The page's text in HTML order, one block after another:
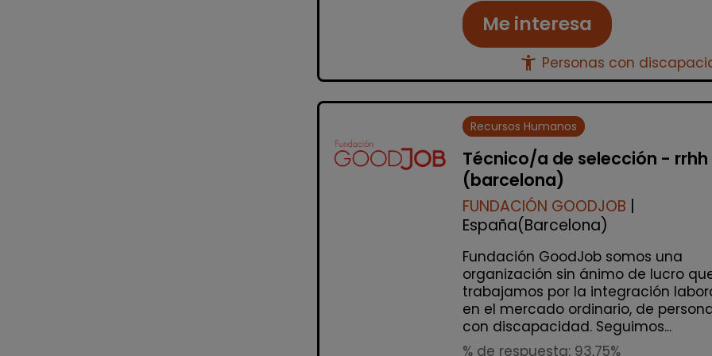
Me interesa
accessibility_new Personas con
Recursos Humanos
Técnico/a de selección - rrhh
(barcelona)
FUNDACIÓN GOODJOB
España(Barcelona)
Fundación GoodJob somos una
organización sin ánimo de lucro
trabajamos por la integración
en el mercado ordinario, de
con discapacidad. Seguimos...
% de respuesta: 93,75%